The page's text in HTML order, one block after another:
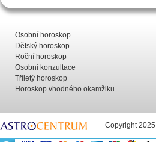
Osobní horoskop
Dětský horoskop
Roční horoskop
Osobní konzultace
Tříletý horoskop
Horoskop vhodného okamžiku
Copyright